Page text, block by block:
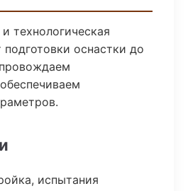
технологическая
оснастки до
испытания